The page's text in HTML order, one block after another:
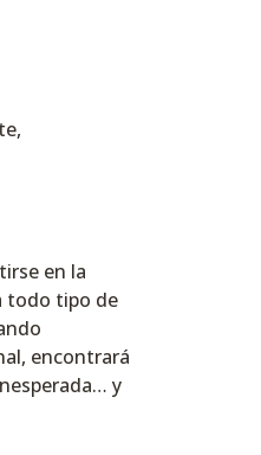
en la
todo tipo de
encontrará
y